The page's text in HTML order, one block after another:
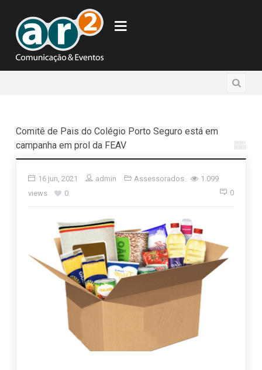
Comitê de Pais do Colégio Porto Seguro está em
campanha em prol da FEAV
16 jun, 2021 admin Assessorados
1.099
views
0 0